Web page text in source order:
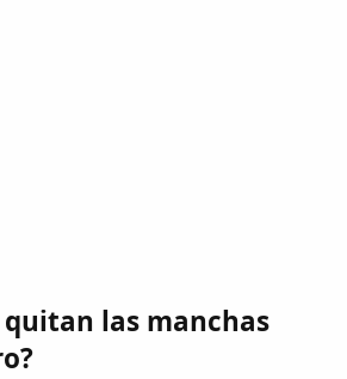
quitan las manchas